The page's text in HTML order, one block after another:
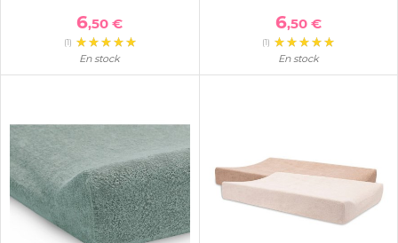
6,50 €
(1)
En stock
6,50 €
(1)
En stock